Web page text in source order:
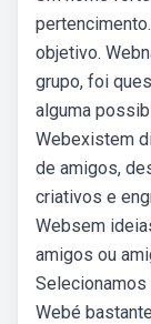
objetivo.
grupo, foi
alguma
Webexistem
de amigos,
criativos e
Websem
amigos ou
Webé